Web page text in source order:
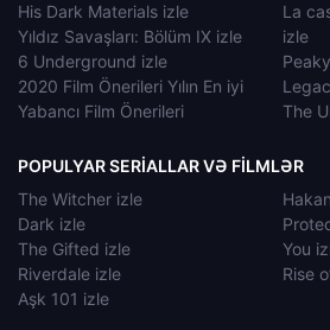
His Dark Materials izle
Yıldız Savaşları: Bölüm IX izle
6 Underground izle
2020 Film Önerileri Yılın En iyi
Yabancı Film Önerileri
La
izle
The
POPULYAR SERIALLAR VƏ FILMLƏR
The Witcher izle
Dark izle
The Gifted izle
Riverdale izle
Aşk 101 izle
You
Rise